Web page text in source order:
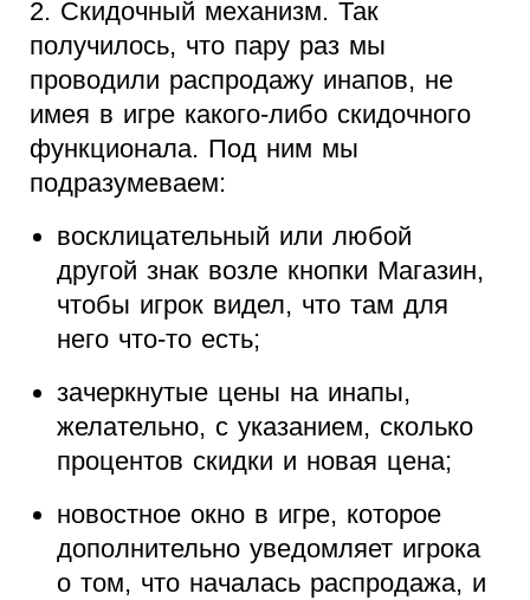
2. Скидочный механизм. Так
получилось, что пару раз мы
проводили распродажу инапов, не
имея в игре какого-либо скидочного
функционала. Под ним мы
подразумеваем:
восклицательный или любой
другой знак возле кнопки Магазин,
чтобы игрок видел, что там для
него что-то есть;
зачеркнутые цены на инапы,
желательно, с указанием, сколько
процентов скидки и новая цена;
новостное окно в игре, которое
дополнительно уведомляет игрока
о том, что началась распродажа, и